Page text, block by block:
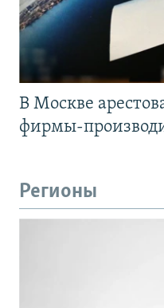
В Москве
фирмы-
Регионы